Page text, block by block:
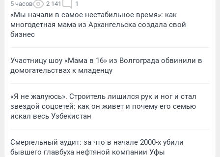
5 часов 2 141 1
«Мы начали в самое нестабильное время»: как
многодетная мама из Архангельска создала свой
бизнес
Участницу шоу «Мама в 16» из Волгограда обвинили в
домогательствах к младенцу
«Я не жалуюсь». Строитель лишился рук и ног и стал
звездой соцсетей: как он живет и почему его семью
искал весь Узбекистан
Смертельный аудит: за что в начале 2000-х убили
бывшего главбуха нефтяной компании Уфы